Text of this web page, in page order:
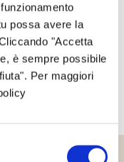
possa avere la
"Accetta
è sempre possibile
Per maggiori
di un nuovo